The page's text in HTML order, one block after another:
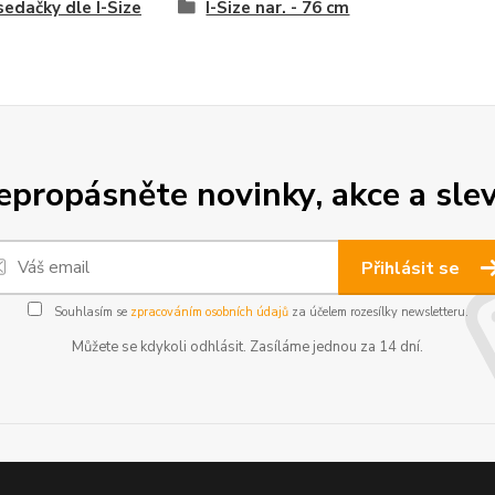
dle I-Size I-Size nar. - 76 cm
novinky, akce a
Přihlásit se
Souhlasím se zpracováním osobních údajůza účelem rozesílky newsletteru.
Můžete se kdykoli odhlásit. Zasíláme jednou za 14 dní.